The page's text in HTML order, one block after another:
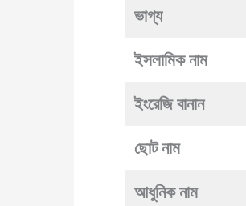
ভাগ্য
ইসলামিক নাম
ইংরেজি বানান
ছোট নাম
আধুনিক নাম